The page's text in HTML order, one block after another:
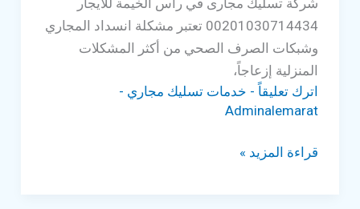
شركة تسليك مجارى في راس الخيمة للايجار
00201030714434 تعتبر مشكلة انسداد المجاري
وشبكات الصرف الصحي من أكثر المشكلات
المنزلية إزعاجاً،
اترك تعليقاً - خدمات تسليك مجاري -
Adminalemarat
شركة
قراءة المزيد »